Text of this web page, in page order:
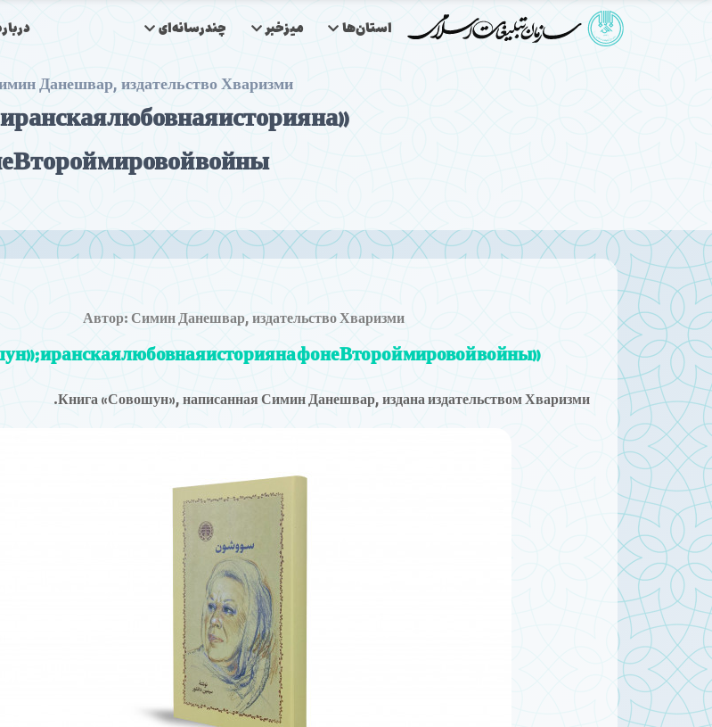
استان‌ها میزخبر چندرسانه‌ای
Данешвар, издательство Хваризми
любовная история на
Второй мировой войны
Автор: Симин Данешвар, издательство Хваризми
«Совошун»; иранская любовная история на фоне Второй мировой войны
Книга «Совошун», написанная Симин Данешвар, издана издательством Хваризми.